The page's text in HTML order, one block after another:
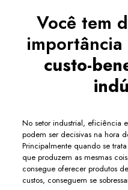
Você tem
importância
custo-
No setor industrial, eficiência
podem ser decisivas na hora
Principalmente quando se
que produzem as mesmas
consegue oferecer produtos
custos, conseguem se